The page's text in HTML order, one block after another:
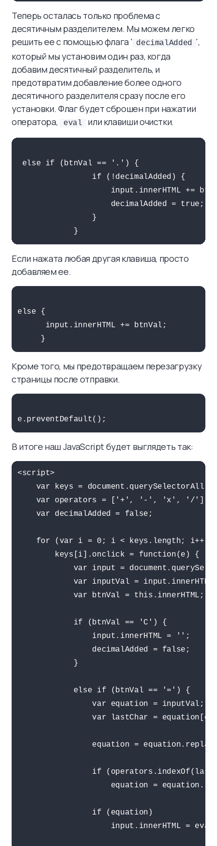
Теперь осталась только проблема с
десятичным разделителем. Мы можем легко
решить ее с помощью флага ' decimalAdded ',
который мы установим один раз, когда
добавим десятичный разделитель, и
предотвратим добавление более одного
десятичного разделителя сразу после его
установки. Флаг будет сброшен при нажатии
оператора,
eval или клавиши очистки.
else if (btnVal == '.') {
                if (!decimalAdded) {
input.innerHTML +=
                    decimalAdded = true;
                }
Если нажата любая другая клавиша, просто
добавляем ее.
else {
      input.innerHTML += btnVal;
Кроме того, мы предотвращаем перезагрузку
страницы после отправки.
В итоге наш JavaScript будет выглядеть так:
<script>
var keys =
    var operators = ['+', '-', 'x', '/'];
    var decimalAdded = false;
for (var i = 0; i < keys.length; i++)
        keys[i].onclick = function(e) {
var input =
var inputVal =
            var btnVal = this.innerHTML;
            if (btnVal == 'C') {
                input.innerHTML = '';
                decimalAdded = false;
            }
            else if (btnVal == '=') {
                var equation = inputVal;
var lastChar =
equation =
if
equation =
                if (equation)
input.innerHTML =